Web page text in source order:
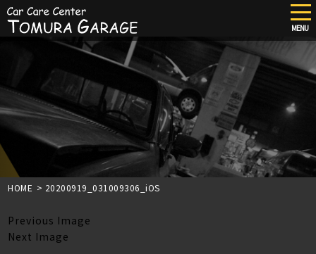
content
MENU
HOME > 20200919_031009306_iOS
Previous Image
Next Image